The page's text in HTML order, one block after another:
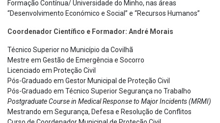
Formação Contínua/ Universidade do Minho, nas áreas
“Desenvolvimento Económico e Social” e “Recursos Humanos”
Coordenador Científico e Formador: André Morais
Técnico Superior no Município da Covilhã
Mestre em Gestão de Emergência e Socorro
Licenciado em Proteção Civil
Pós-Graduado em Gestor Municipal de Proteção Civil
Pós-Graduado em Técnico Superior Segurança no Trabalho
Postgraduate Course in Medical Response to Major Incidents (MRMI)
Mestrando em Segurança, Defesa e Resolução de Conflitos